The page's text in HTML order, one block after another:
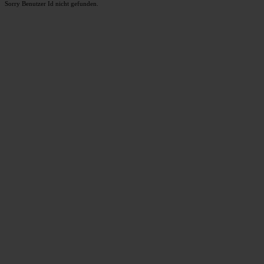
Sorry Benutzer Id nicht gefunden.